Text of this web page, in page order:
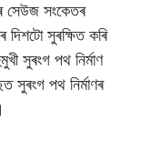
সেউজ সংকেতৰ
সুৰক্ষিত কৰি
সুৰংগ পথ নিৰ্মাণ
সুৰংগ পথ নিৰ্মাণৰ